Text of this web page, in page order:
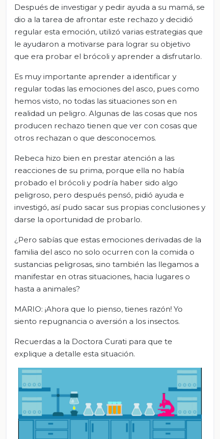
Después de investigar y pedir ayuda a su mamá, se
dio a la tarea de afrontar este rechazo y decidió
regular esta emoción, utilizó varias estrategias que
le ayudaron a motivarse para lograr su objetivo
que era probar el brócoli y aprender a disfrutarlo.
Es muy importante aprender a identificar y
regular todas las emociones del asco, pues como
hemos visto, no todas las situaciones son en
realidad un peligro. Algunas de las cosas que nos
producen rechazo tienen que ver con cosas que
otros rechazan o que desconocemos.
Rebeca hizo bien en prestar atención a las
reacciones de su prima, porque ella no había
probado el brócoli y podría haber sido algo
peligroso, pero después pensó, pidió ayuda e
investigó, así pudo sacar sus propias conclusiones y
darse la oportunidad de probarlo.
¿Pero sabías que estas emociones derivadas de la
familia del asco no solo ocurren con la comida o
sustancias peligrosas, sino también las llegamos a
manifestar en otras situaciones, hacia lugares o
hasta a animales?
MARIO: ¡Ahora que lo pienso, tienes razón! Yo
siento repugnancia o aversión a los insectos.
Recuerdas a la Doctora Curati para que te
explique a detalle esta situación.